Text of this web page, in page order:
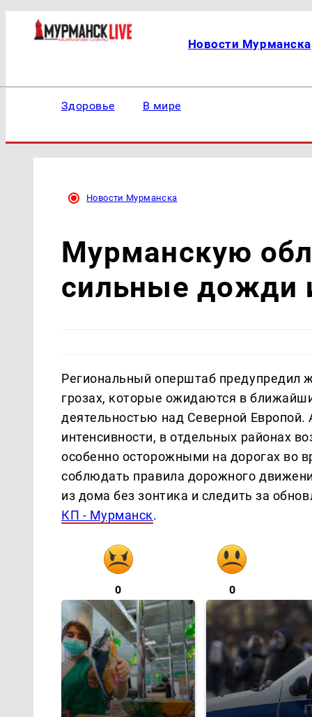
Новости Мурманска
Здоровье В мире
Новости Мурманска
Мурманскую
сильные дожди
Региональный оперштаб предупредил
грозах, которые ожидаются в
деятельностью над Северной
интенсивности, в отдельных районах
особенно осторожными на дорогах во
соблюдать правила дорожного
из дома без зонтика и следить за
КП - Мурманск.
0 0